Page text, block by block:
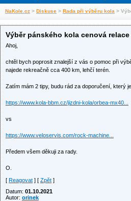
NaKole.cz > Diskuse > Rada při výběru kola >
Výběr pánského kola cenová
Ahoj,
chtěl bych poprosit znalejší z vás o pomoc při
najede rekreačně cca 400 km, lehčí terén.
Zatím mám 2 tipy, budu rád za doporučení, který
https://www.kola-bbm.cz/jizdni-kola/orbea-mx40...
vs
https://www.veloservis.com/rock-machine...
Předem všem děkuji za rady.
O.
[ Reagovat ] [ Zpět ]
Datum: 01.10.2021
Autor: orinek